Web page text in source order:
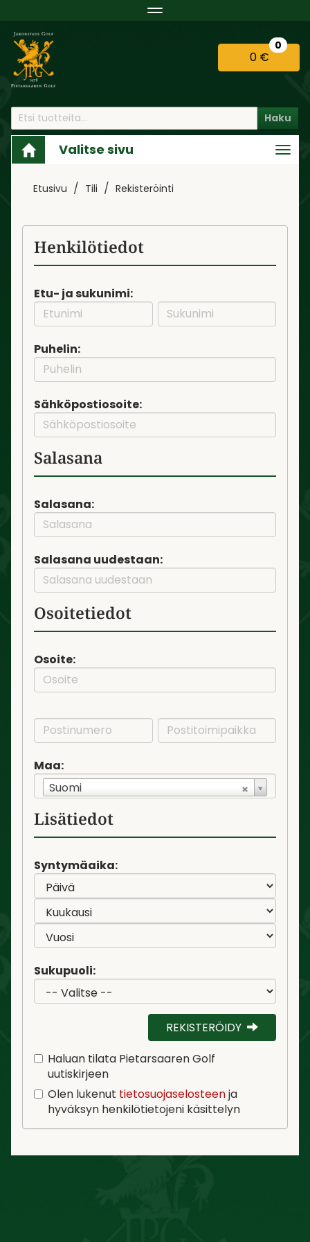
Navigaatio
0 €
0
Haku
Valitse sivu
Etusivu Tili Rekisteröinti
Henkilötiedot
Etu- ja sukunimi:
Puhelin:
Sähköpostiosoite:
Salasana
Salasana:
Salasana uudestaan:
Osoitetiedot
Osoite:
Maa:
Suomi
Lisätiedot
Syntymäaika:
Sukupuoli:
REKISTERÖIDY
Haluan tilata Pietarsaaren Golf
uutiskirjeen
Olen lukenut tietosuojaselosteenja
hyväksyn henkilötietojeni käsittelyn